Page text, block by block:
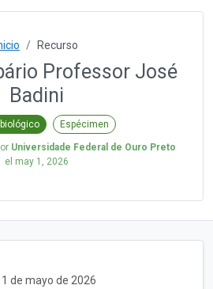
Recurso
Professor José
Badini
Espécimen
Universidade Federal de Ouro Preto
el may 1, 2026
1 de mayo de 2026